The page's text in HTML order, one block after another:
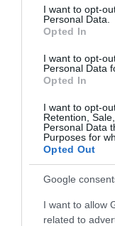
consent section.
I want to opt-
Personal Data.
Opted In
I want to opt-
Personal Data
Opted In
I want to opt-
Retention,
Personal Data
Purposes for
Opted Out
Google
I want to allow
related to